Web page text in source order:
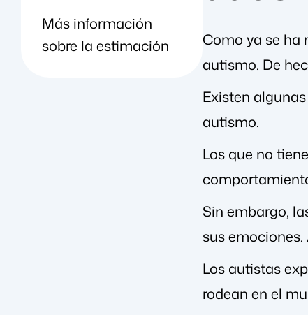
Más información
sobre la estimación
Como ya se ha
autismo. De
Existen
autismo.
Los que no
Sin embargo,
sus
Los autistas
rodean en el